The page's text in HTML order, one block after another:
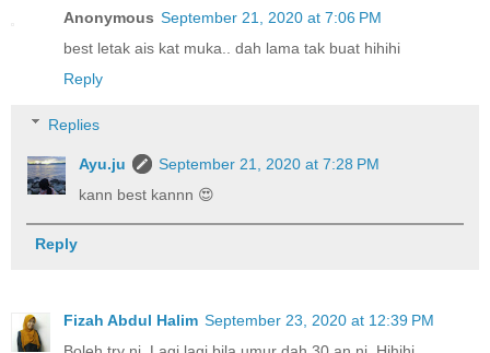
Anonymous September 21, 2020 at 7:06 PM
best letak ais kat muka.. dah lama tak buat hihihi
Reply
Replies
Ayu.ju
September 21, 2020 at 7:28 PM
kann best kannn 😍
Reply
Fizah Abdul Halim September 23, 2020 at 12:39 PM